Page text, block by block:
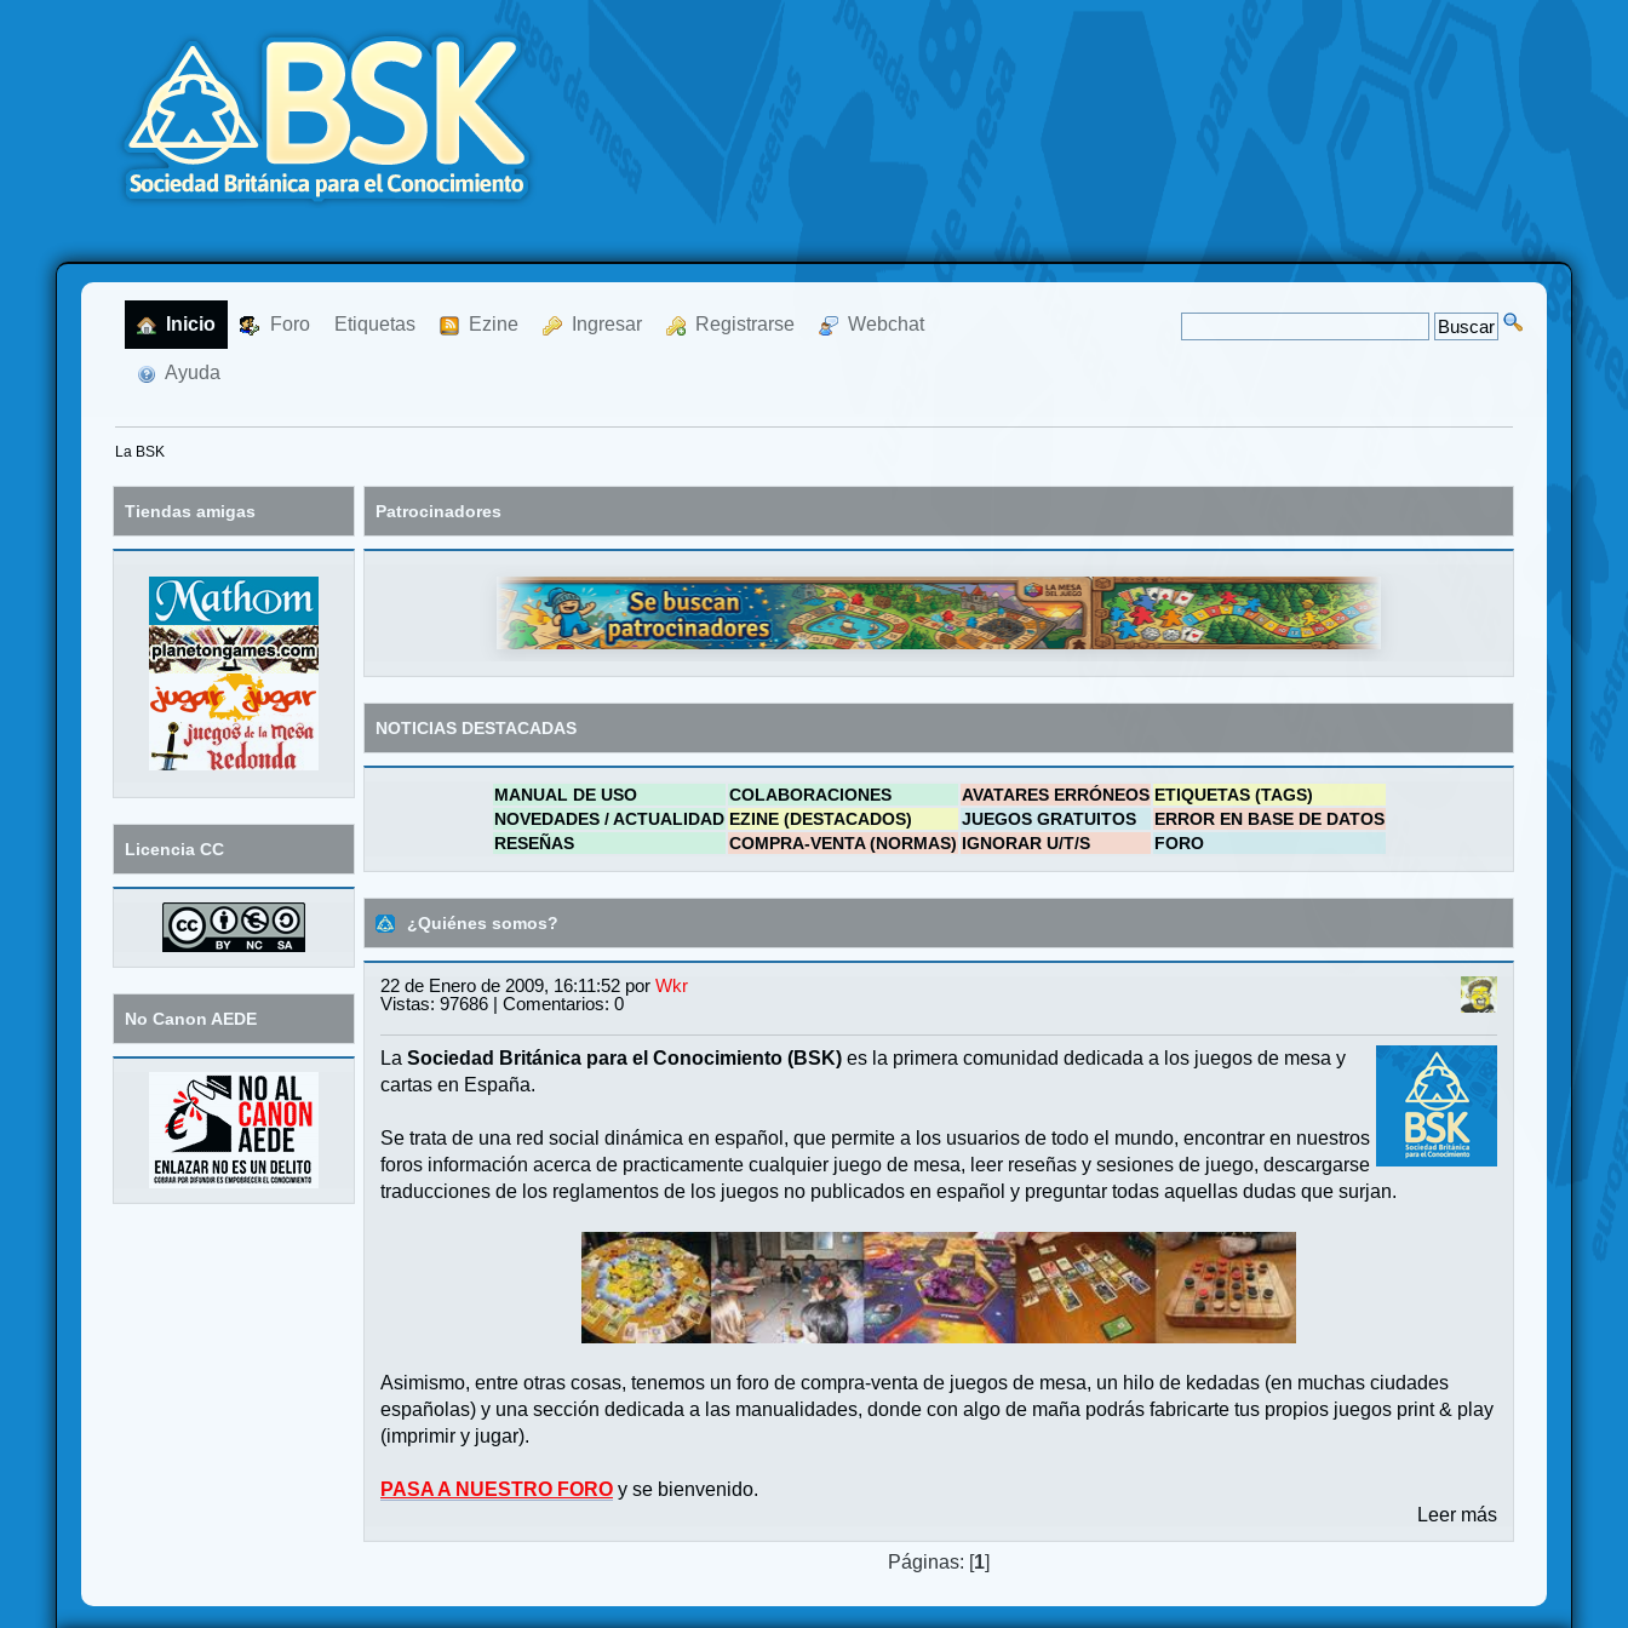
Inicio Foro Etiquetas Ezine Ingresar Registrarse Webchat
Ayuda
La BSK
Tiendas amigas
Licencia CC
No Canon AEDE
Patrocinadores
NOTICIAS DESTACADAS
MANUAL DE USO COLABORACIONES AVATARES ERRÓNEOS ETIQUETAS (TAGS)
NOVEDADES / ACTUALIDAD EZINE (DESTACADOS) JUEGOS GRATUITOS
ERROR EN BASE DE DATOS
RESEÑAS
COMPRA-VENTA (NORMAS) IGNORAR U/T/S FORO
¿Quiénes somos?
22 de Enero de 2009, 16:11:52 por Wkr
Vistas: 97686 | Comentarios: 0
La Sociedad Británica para el Conocimiento (BSK) es la primera comunidad dedicada a los juegos de mesa y
cartas en España.
Se trata de una red social dinámica en español, que permite a los usuarios de todo el mundo, encontrar en nuestros
foros información acerca de practicamente cualquier juego de mesa, leer reseñas y sesiones de juego, descargarse
traducciones de los reglamentos de los juegos no publicados en español y preguntar todas aquellas dudas que surjan.
Asimismo, entre otras cosas, tenemos un foro de compra-venta de juegos de mesa, un hilo de kedadas (en muchas ciudades
españolas) y una sección dedicada a las manualidades, donde con algo de maña podrás fabricarte tus propios juegos print & play
(imprimir y jugar).
PASA A NUESTRO FORO y se bienvenido.
Leer más
Páginas: [1]